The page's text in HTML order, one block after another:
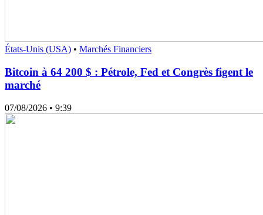
États-Unis (USA) • Marchés Financiers
Bitcoin à 64 200 $ : Pétrole, Fed et Congrès figent le
marché
07/08/2026 • 9:39